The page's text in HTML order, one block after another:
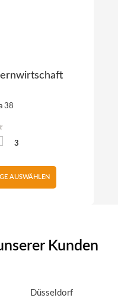
38
3
AUSWÄHLEN
Kunden
Düsseldorf